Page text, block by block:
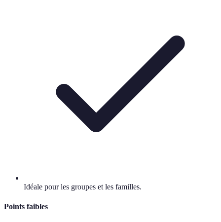
Idéale pour les groupes et les familles.
Points faibles